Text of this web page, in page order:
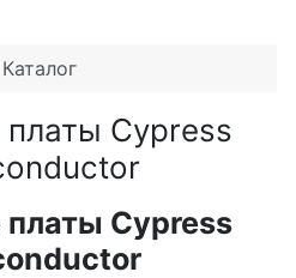
Каталог
Cypress
Cypress